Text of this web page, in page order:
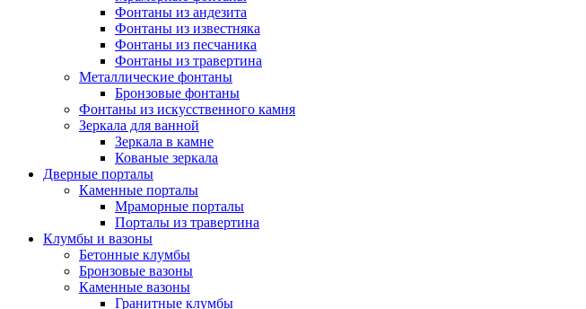
Фонтаны из андезита
Фонтаны из известняка
Фонтаны из песчаника
Фонтаны из травертина
Металлические фонтаны
Бронзовые фонтаны
Фонтаны из искусственного камня
Зеркала для ванной
Зеркала в камне
Кованые зеркала
Дверные порталы
Каменные порталы
Мраморные порталы
Порталы из травертина
Клумбы и вазоны
Бетонные клумбы
Бронзовые вазоны
Каменные вазоны
Гранитные клумбы